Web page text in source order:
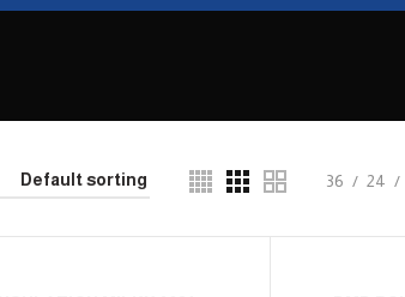
24
36